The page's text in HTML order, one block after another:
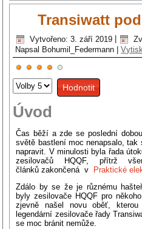
Transiwatt
Vytvořeno: 3. září 2019
Napsal Bohumil_Federmann |
uživatelů:
/5
Hodnoťte
prosím
Úvod
Čas běží a zde se poslední
světě bastlení moc nenapsalo,
napravit. V minulosti byla řada
zesilovačů HQQF, přítrž
článků zakončená v
Praktické
Zdálo by se že je různému
byly zesilovače HQQF pro
zjevně našel novu oběť,
legendární zesilovače řady
se moc bránit nemůže.